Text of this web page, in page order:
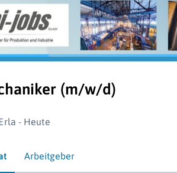
(m/w/d)
- Heute
Arbeitgeber